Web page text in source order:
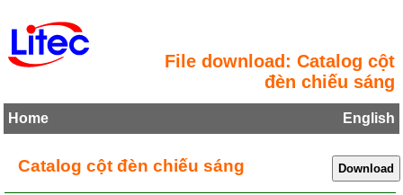
File download: Catalog cột
đèn chiếu sáng
Home English
Catalog cột đèn chiếu sáng